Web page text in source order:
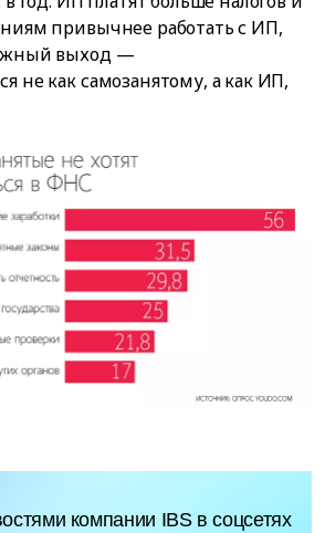
привычнее работать с ИП,
выход —
не как самозанятому, а как ИП,
компании IBS в соцсетях